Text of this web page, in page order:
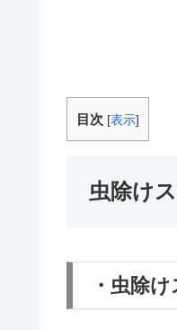
目次 [表示]
虫除け
・虫除